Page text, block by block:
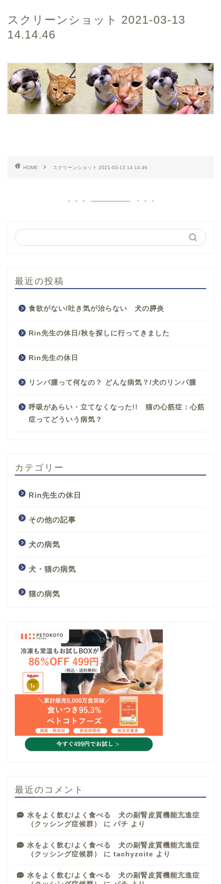
スクリーンショット 2021-03-13
14.14.46
HOME スクリーンショット 2021-03-13 14.14.46
最近の投稿
食欲がない/吐き気が治らない 犬の膵炎
Rin先生の休日/秋を探しに行ってきました
Rin先生の休日
リンパ腫って何なの？ どんな病気？/犬のリンパ腫
呼吸があらい・立てなくなった!! 猫の心筋症：心筋
症ってどういう病気？
カテゴリー
Rin先生の休日
その他の記事
犬の病気
犬・猫の病気
猫の病気
最近のコメント
水をよく飲む/よく食べる 犬の副腎皮質機能亢進症
（クッシング症候群）
に パチ より
水をよく飲む/よく食べる 犬の副腎皮質機能亢進症
（クッシング症候群）
に tachyzoite より
水をよく飲む/よく食べる 犬の副腎皮質機能亢進症